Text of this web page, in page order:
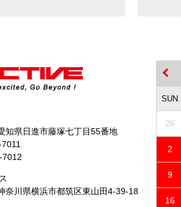
知県日進市藤塚七丁目55番地
7012
奈川県横浜市都筑区東山田4-39-18
SUN
26
2
9
16